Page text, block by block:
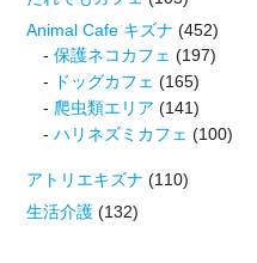
Animal Cafe キズナ (452)
保護ネコカフェ (197)
ドッグカフェ (165)
爬虫類エリア (141)
ハリネズミカフェ (100)
アトリエキズナ (110)
生活介護 (132)